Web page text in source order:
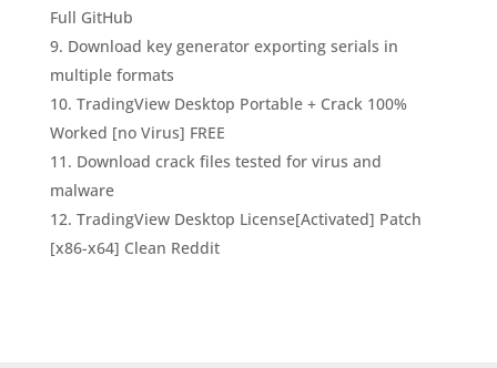
Full GitHub
Download key generator exporting serials in
multiple formats
TradingView Desktop Portable + Crack 100%
Worked [no Virus] FREE
Download crack files tested for virus and
malware
TradingView Desktop License[Activated] Patch
[x86-x64] Clean Reddit